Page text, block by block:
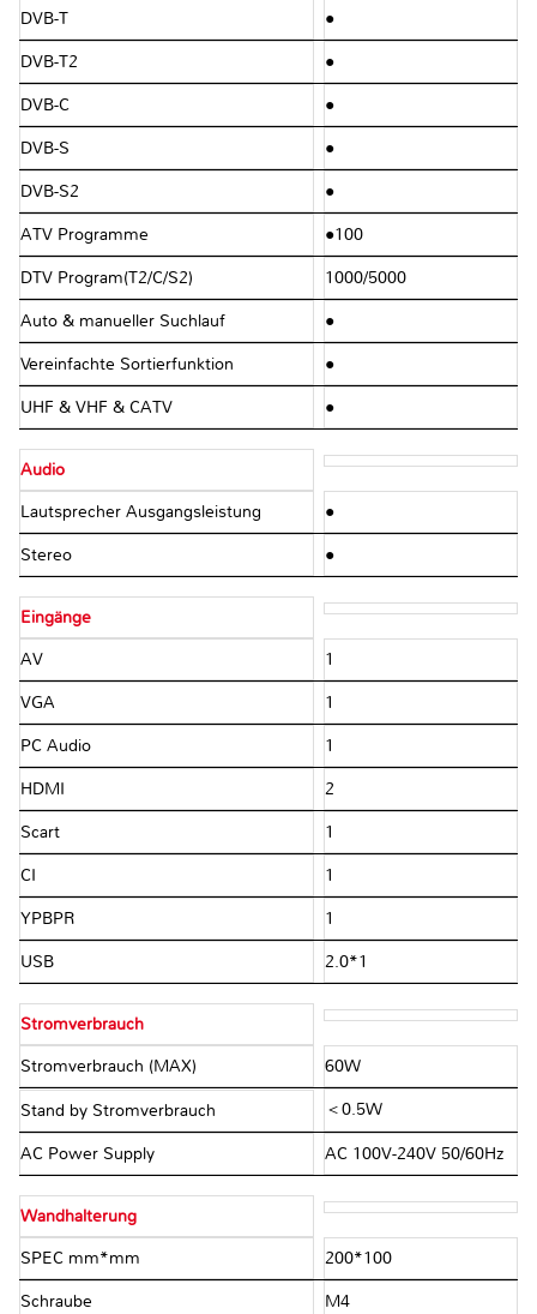
DVB-T ●
DVB-T2 ●
DVB-C ●
DVB-S ●
DVB-S2 ●
ATV Programme ●100
DTV Program(T2/C/S2) 1000/5000
Auto & manueller Suchlauf ●
Vereinfachte Sortierfunktion ●
UHF & VHF & CATV ●
Audio
Lautsprecher Ausgangsleistung ●
Stereo ●
Eingänge
AV 1
VGA 1
PC Audio 1
HDMI 2
Scart 1
CI 1
YPBPR 1
USB 2.0*1
Stromverbrauch
Stromverbrauch (MAX) 60W
Stand by Stromverbrauch ＜0.5W
AC Power Supply AC 100V-240V 50/60Hz
Wandhalterung
SPEC mm*mm 200*100
Schraube M4